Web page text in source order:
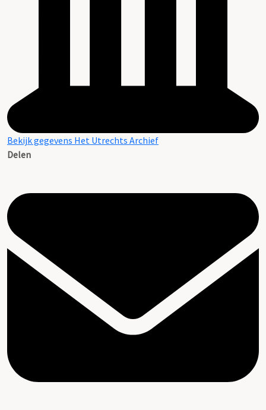
Bekijk gegevens Het Utrechts Archief
Delen